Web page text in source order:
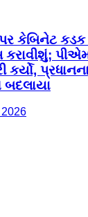
પર કેબિનેટ
કરાવીશું;
બદલાયા